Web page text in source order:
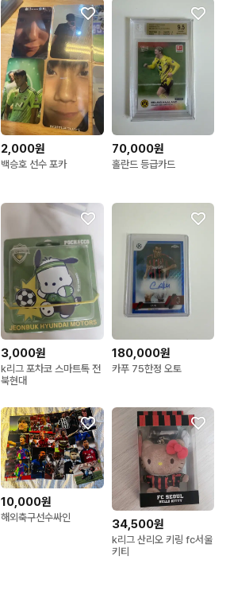
2,000원
백승호 선수 포카
70,000원
홀란드 등급카드
3,000원
k리그 포차코 스마트톡 전
북현대
180,000원
카푸 75한정 오토
10,000원
해외축구선수싸인 34,500원
k리그 산리오 키링 fc서울
키티